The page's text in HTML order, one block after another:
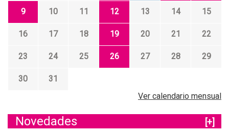
9 10 11 12 13 14 15
16 17 18 19 20 21 22
23 24 25 26 27 28 29
30
31
Ver calendario mensual
Novedades
[+]